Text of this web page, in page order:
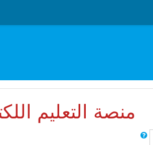
منصة التعليم
Search